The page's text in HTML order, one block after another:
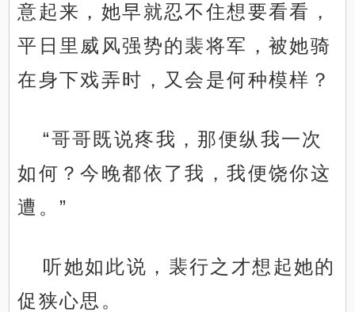
意起来，她早就忍不住想要看看，
平日里威风强势的裴将军，被她骑
在身下戏弄时，又会是何种模样？
“哥哥既说疼我，那便纵我一次
如何？今晚都依了我，我便饶你这
遭。”
听她如此说，裴行之才想起她的
促狭心思。